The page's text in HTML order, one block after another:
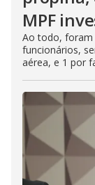
MPF
Ao todo, foram
funcionários,
aérea, e 1 por